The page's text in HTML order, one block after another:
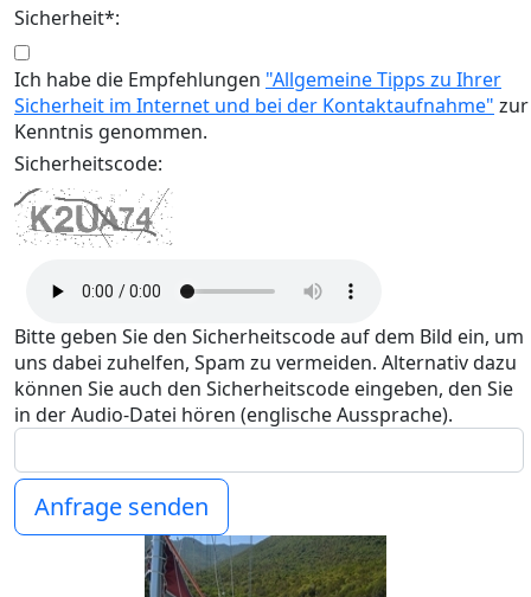
Sicherheit*:
Ich habe die Empfehlungen "Allgemeine Tipps zu Ihrer
Sicherheit im Internet und bei der Kontaktaufnahme" zur
Kenntnis genommen.
Sicherheitscode:
Bitte geben Sie den Sicherheitscode auf dem Bild ein, um
uns dabei zuhelfen, Spam zu vermeiden. Alternativ dazu
können Sie auch den Sicherheitscode eingeben, den Sie
in der Audio-Datei hören (englische Aussprache).
Anfrage senden